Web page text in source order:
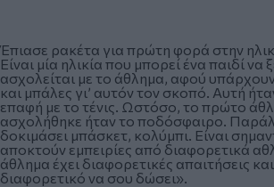
Έπιασε ρακέτα για πρώτη φορά στην
Είναι μία ηλικία που μπορεί ένα παιδί να
ασχολείται με το άθλημα, αφού υπάρχουν
και μπάλες γι’ αυτόν τον σκοπό. Αυτή
επαφή με το τένις. Ωστόσο, το πρώτο
ασχολήθηκε ήταν το ποδόσφαιρο.
δοκιμάσει μπάσκετ, κολύμπι. Είναι
αποκτούν εμπειρίες από διαφορετικά
άθλημα έχει διαφορετικές απαιτήσεις
διαφορετικό να σου δώσει».